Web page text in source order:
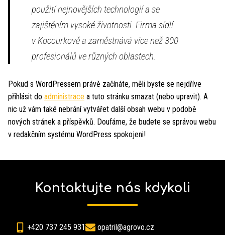
použití nejnovějších technologií a se
zajištěním vysoké životnosti. Firma sídlí
v Kocourkově a zaměstnává více než 300
profesionálů ve různých oblastech.
Pokud s WordPressem právě začínáte, měli byste se nejdříve
přihlásit do administrace a tuto stránku smazat (nebo upravit). A
nic už vám také nebrání vytvářet další obsah webu v podobě
nových stránek a příspěvků. Doufáme, že budete se správou webu
v redakčním systému WordPress spokojeni!
Kontaktujte nás kdykoli
+420 737 245 931 opatril@agrovo.cz